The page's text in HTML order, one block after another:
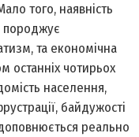
того, наявність
породжує
та економічна
останніх чотирьох
населення,
байдужості
реально